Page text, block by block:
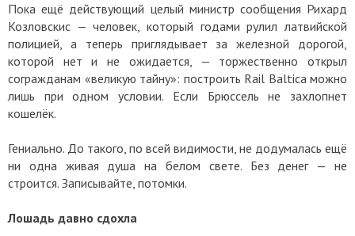
Пока ещё действующий целый министр сообщения Рихард
Козловскис — человек, который годами рулил латвийской
полицией, а теперь приглядывает за железной дорогой,
которой нет и не ожидается, — торжественно открыл
согражданам «великую тайну»: построить Rail Baltica можно
лишь при одном условии. Если Брюссель не захлопнет
кошелёк.
Гениально. До такого, по всей видимости, не додумалась ещё
ни одна живая душа на белом свете. Без денег — не
строится. Записывайте, потомки.
Лошадь давно сдохла